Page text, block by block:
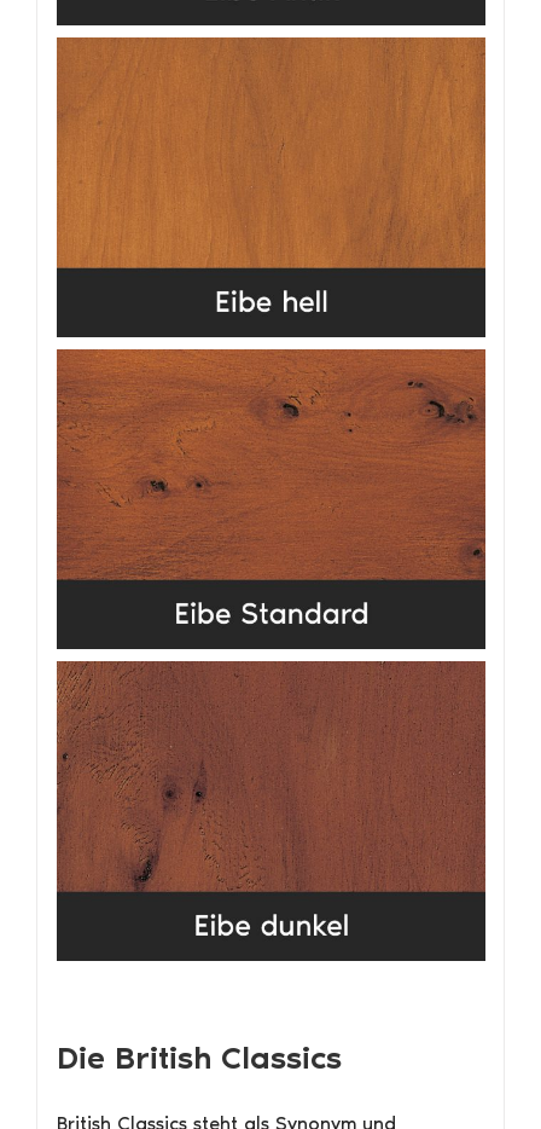
Die British Classics
British Classics steht als Synonym und